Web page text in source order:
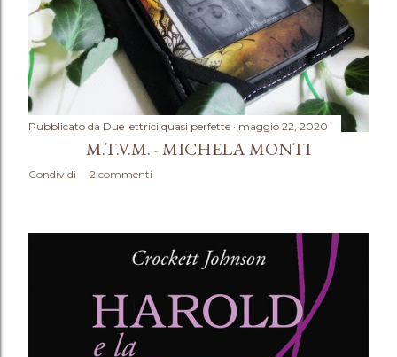
Pubblicato da Due lettrici quasi perfette maggio 22, 2020
M.T.V.M. - MICHELA MONTI
Condividi 2 commenti